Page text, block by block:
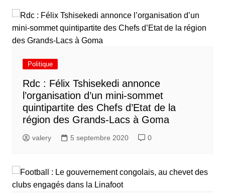
Politique
Rdc : Félix Tshisekedi annonce
l’organisation d’un mini-sommet
quintipartite des Chefs d’Etat de la
région des Grands-Lacs à Goma
valery 5 septembre 2020 0